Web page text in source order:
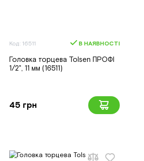
Код: 16511 В НАЯВНОСТІ
Головка торцева Tolsen ПРОФІ
1/2", 11 мм (16511)
45 грн